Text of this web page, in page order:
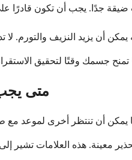
ضيقة جدًا. يجب أن تكون
متى